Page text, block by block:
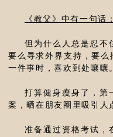
《教父》中有一句话
但为什么人总是忍不
要么寻求外界支持，要
一件事时，喜欢到处嚷嚷
打算健身瘦身了，第
案，晒在朋友圈里吸引人
准备通过资格考试，